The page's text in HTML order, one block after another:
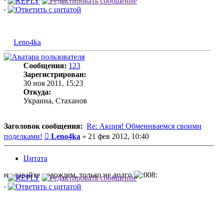
Leno4ka
Сообщения: 123
Зарегистрирован:
30 ноя 2011, 15:23
Откуда:
Украина, Стаханов
Заголовок сообщения: Re: Акция! Обмениваемся своими
поделками!
Сообщение
Leno4ka » 21 фев 2012, 10:40
Цитата
ну давайте подождем, только не долго